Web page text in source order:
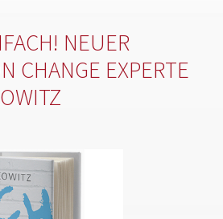
NEUER
CHANGE EXPERTE